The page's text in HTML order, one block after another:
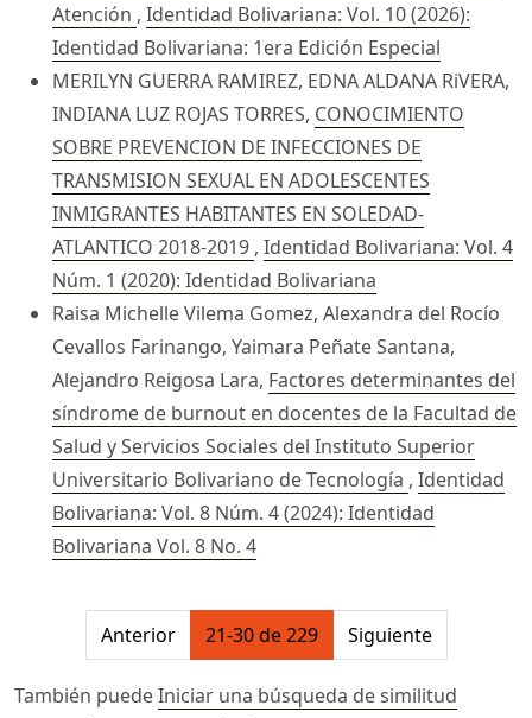
Atención , Identidad Bolivariana: Vol. 10 (2026):
Identidad Bolivariana: 1era Edición Especial
MERILYN GUERRA RAMIREZ, EDNA ALDANA RiVERA,
INDIANA LUZ ROJAS TORRES, CONOCIMIENTO
SOBRE PREVENCION DE INFECCIONES DE
TRANSMISION SEXUAL EN ADOLESCENTES
INMIGRANTES HABITANTES EN SOLEDAD-
ATLANTICO 2018-2019 , Identidad Bolivariana: Vol. 4
Núm. 1 (2020): Identidad Bolivariana
Raisa Michelle Vilema Gomez, Alexandra del Rocío
Cevallos Farinango, Yaimara Peñate Santana,
Alejandro Reigosa Lara, Factores determinantes del
síndrome de burnout en docentes de la Facultad de
Salud y Servicios Sociales del Instituto Superior
Universitario Bolivariano de Tecnología , Identidad
Bolivariana: Vol. 8 Núm. 4 (2024): Identidad
Bolivariana Vol. 8 No. 4
##issue.pagination##
Anterior 21-30 de 229 Siguiente
También puedeIniciar una búsqueda de similitud